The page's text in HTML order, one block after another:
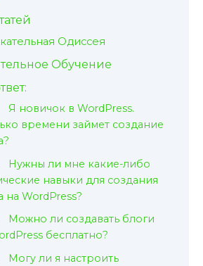
Одиссея
Обучение
Я новичок в WordPress.
времени займет создание
Нужны ли мне какие-либо
навыки для создания
на WordPress?
Можно ли создавать блоги
бесплатно?
Могу ли я настроить